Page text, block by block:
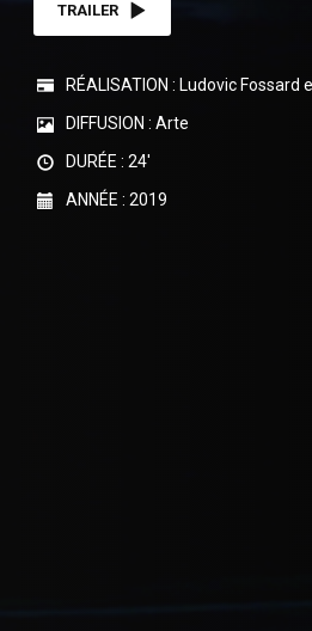
TRAILER
RÉALISATION : Ludovic Fossard
DIFFUSION : Arte
DURÉE : 24'
ANNÉE : 2019